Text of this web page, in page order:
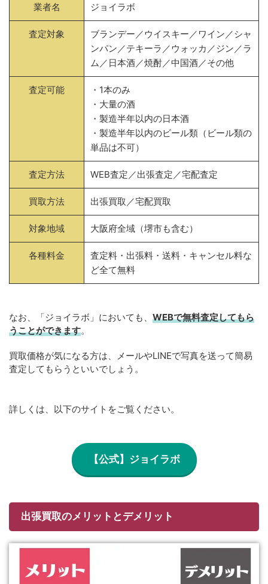
業者名 ジョイラボ
査定対象
ブランデー／ウイスキー／ワイン／シャ
ンパン／テキーラ／ウォッカ／ジン／ラ
ム／日本酒／焼酎／中国酒／その他
査定可能
・1本のみ
・大量の酒
・製造半年以内の日本酒
・製造半年以内のビール類（ビール類の
単品は不可）
査定方法 WEB査定／出張査定／宅配査定
買取方法 出張買取／宅配買取
対象地域 大阪府全域（堺市も含む）
各種料金
査定料・出張料・送料・キャンセル料な
ど全て無料
なお、「ジョイラボ」においても、 WEBで無料査定してもら
うことができます。
買取価格が気になる方は、メールやLINEで写真を送って簡易
査定してもらうといいでしょう。
詳しくは、以下のサイトをご覧ください。
【公式】ジョイラボ
出張買取のメリットとデメリット